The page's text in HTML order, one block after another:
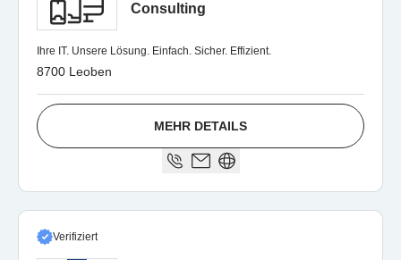
Consulting
Ihre IT. Unsere Lösung. Einfach. Sicher. Effizient.
8700 Leoben
MEHR DETAILS
Verifiziert